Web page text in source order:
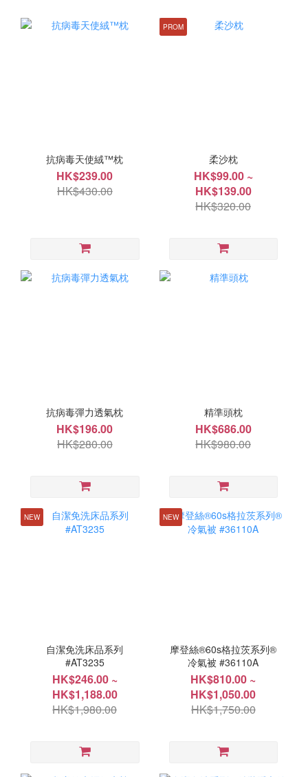
抗病毒天使絨™枕
HK$239.00
HK$430.00
PROM
柔沙枕
HK$99.00 ~
HK$139.00
HK$320.00
抗病毒彈力透氣枕
HK$196.00
HK$280.00
精準頭枕
HK$686.00
HK$980.00
NEW
自潔免洗床品系列
#AT3235
HK$246.00 ~
HK$1,188.00
HK$1,980.00
NEW
摩登絲®60s格拉茨系列®
冷氣被 #36110A
HK$810.00 ~
HK$1,050.00
HK$1,750.00